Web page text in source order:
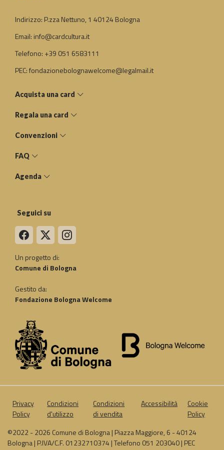
Indirizzo: P.zza Nettuno, 1 40124 Bologna
Email: info@cardcultura.it
Telefono: +39 051 6583111
PEC: fondazionebolognawelcome@legalmail.it
Acquista una card
Regala una card
Convenzioni
FAQ
Agenda
Seguici su
Un progetto di:
Comune di Bologna
Gestito da:
Fondazione Bologna Welcome
Privacy
Policy
Condizioni
d'utilizzo
Condizioni
di vendita
Accessibilità
Cookie
Policy
©2022 - 2026 Comune di Bologna | Piazza Maggiore, 6 - 40124
Bologna | P.IVA/C.F. 01232710374 | Telefono 051 203040 | PEC